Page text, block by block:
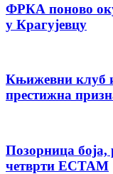
ФРКА поново
у Крагујевцу
Књижевни клуб
престижна
Позорница боја,
четврти ЕСТАМ